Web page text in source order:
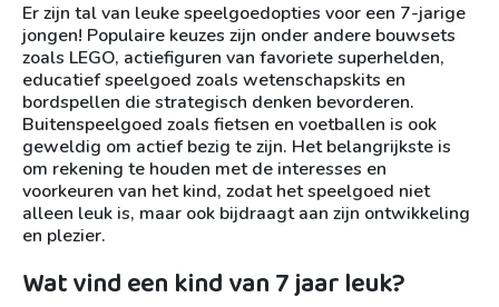
Er zijn tal van leuke speelgoedopties voor een 7-jarige
jongen! Populaire keuzes zijn onder andere bouwsets
zoals LEGO, actiefiguren van favoriete superhelden,
educatief speelgoed zoals wetenschapskits en
bordspellen die strategisch denken bevorderen.
Buitenspeelgoed zoals fietsen en voetballen is ook
geweldig om actief bezig te zijn. Het belangrijkste is
om rekening te houden met de interesses en
voorkeuren van het kind, zodat het speelgoed niet
alleen leuk is, maar ook bijdraagt aan zijn ontwikkeling
en plezier.
Wat vind een kind van 7 jaar leuk?